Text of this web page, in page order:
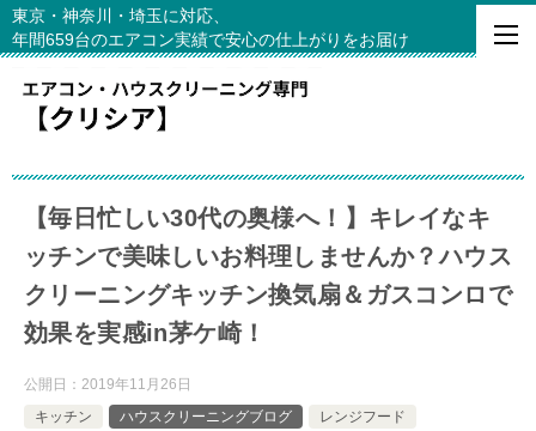
東京・神奈川・埼玉に対応、
年間659台のエアコン実績で安心の仕上がりをお届け
【毎日忙しい30代の奥様へ！】キレイなキ
ッチンで美味しいお料理しませんか？ハウス
クリーニングキッチン換気扇＆ガスコンロで
効果を実感in茅ケ崎！
公開日： 2019年11月26日
キッチン
ハウスクリーニングブログ レンジフード